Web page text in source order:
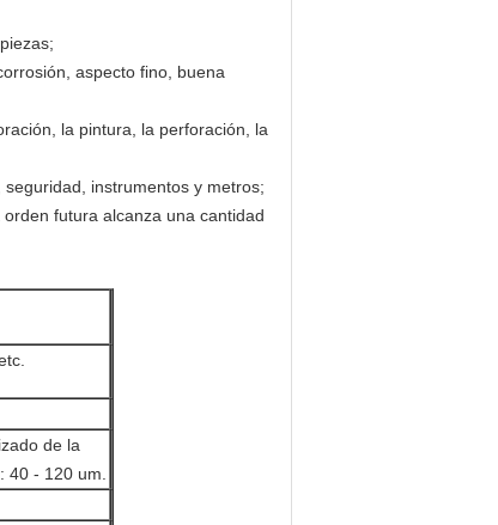
aspecto fino, buena
la pintura, la perforación, la
instrumentos y metros;
futura alcanza una cantidad
de la
40 - 120 um.